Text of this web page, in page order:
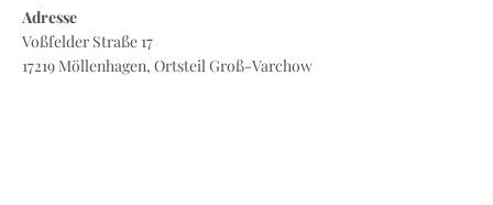
Adresse
Voßfelder Straße 17
17219 Möllenhagen, Ortsteil Groß-Varchow